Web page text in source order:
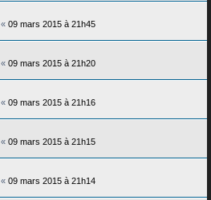
« 09 mars 2015 à 21h45
« 09 mars 2015 à 21h20
« 09 mars 2015 à 21h16
« 09 mars 2015 à 21h15
« 09 mars 2015 à 21h14